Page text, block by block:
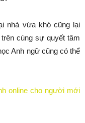
nhà vừa khó cũng lại
cùng sự quyết tâm
Anh ngữ cũng có thể
online cho người mới